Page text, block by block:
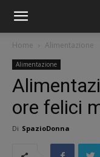
Home Alimentazione
Alimentazione
ore felici
Di SpazioDonna